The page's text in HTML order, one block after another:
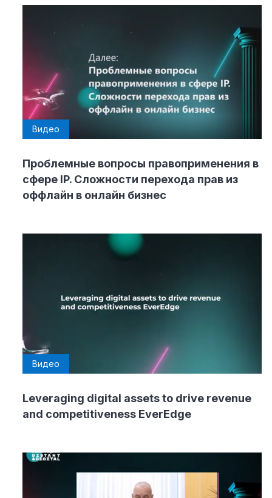
Видео
Проблемные вопросы правоприменения в
сфере IP. Сложности перехода прав из
оффлайн в онлайн бизнес
Видео
Leveraging digital assets to drive revenue
and competitiveness EverEdge